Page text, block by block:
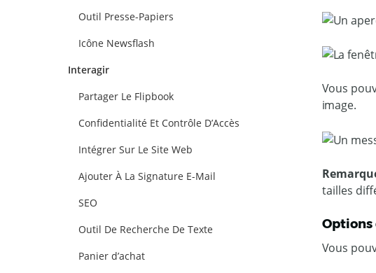
Outil Presse-Papiers
Icône Newsflash
Interagir
Partager Le Flipbook
Confidentialité Et Contrôle D’Accès
Intégrer Sur Le Site Web
Ajouter À La Signature E-Mail
SEO
Outil De Recherche De Texte
Panier d’achat
Vous
image.
tailles
Options
Vous